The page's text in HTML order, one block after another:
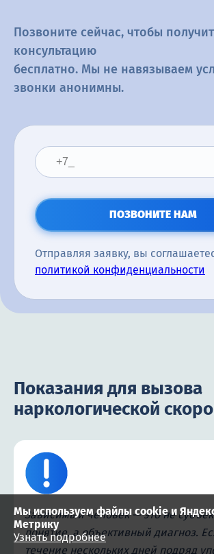
Позвоните сейчас, чтобы
консультацию
бесплатно. Мы не навязываем
звонки анонимны.
ПОЗВОНИТЕ НАМ
Отправляя заявку, вы
политикой конфиденциальности
Показания для вызова
наркологической
Зависимый человек — это не
понятие, а объективный диагноз.
течение нескольких дней подряд
Мы используем файлы cookie и
Метрику
Узнать подробнее